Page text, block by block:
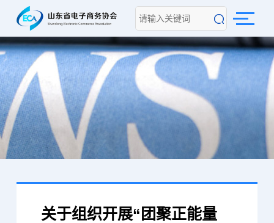
关于组织开展“团聚正能量